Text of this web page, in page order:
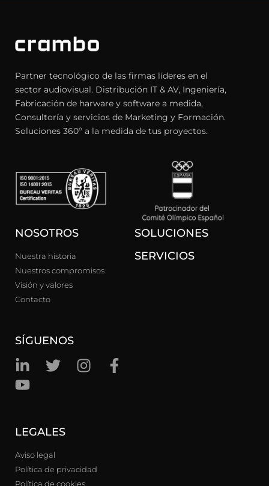
Partner tecnológico de las firmas líderes en el
sector audiovisual. Distribución IT & AV, Ingeniería,
Fabricación de harware y software a medida,
Consultoría y servicios de Marketing y Formación.
Soluciones 360º a la medida de tus proyectos.
NOSOTROS
Nuestra historia
Nuestros compromisos
Visión y valores
Contacto
SÍGUENOS
SOLUCIONES
SERVICIOS
LEGALES
Aviso legal
Política de privacidad
Política de cookies